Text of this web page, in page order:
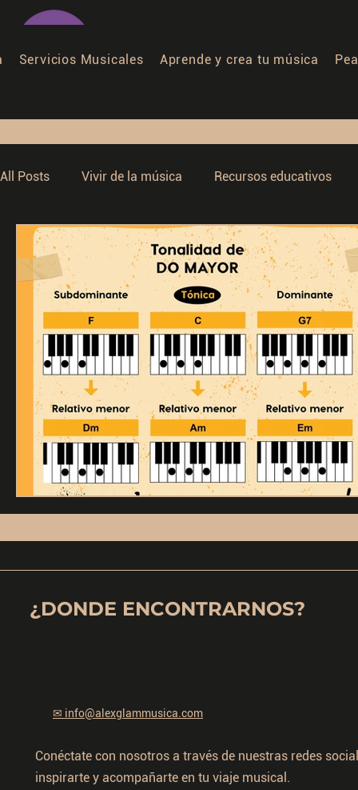
Servicios Musicales Aprende y crea tu música
All Posts Vivir de la música Recursos educativos
¿DONDE ENCONTRARNOS?
✉ info@alexglammusica.com
Conéctate con nosotros a través de nuestras redes
inspirarte y acompañarte en tu viaje musical.